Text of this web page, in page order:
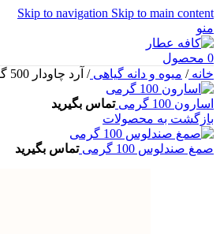
Skip to navigation Skip to main content
منو
0 محصول
خانه/ میوه و دانه گیاهی/ آرد چاودار 500 گرمی
اسارون 100 گرمی
تماس بگیرید
بازگشت به محصولات
صمغ صندلوس 100 گرمی تماس بگیرید